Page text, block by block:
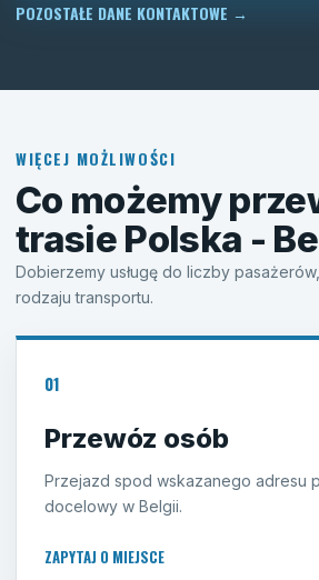
POZOSTAŁE DANE KONTAKTOWE →
WIĘCEJ MOŻLIWOŚCI
Co możemy
trasie Polska -
Dobierzemy usługę do liczby
rodzaju transportu.
01
Przewóz osób
Przejazd spod wskazanego adresu
docelowy w Belgii.
ZAPYTAJ O MIEJSCE